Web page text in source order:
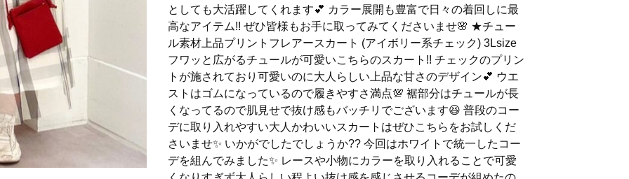
としても大活躍してくれます💕 カラー展開も豊富で日々の着回しに最
高なアイテム!! ぜひ皆様もお手に取ってみてくださいませ🌸 ★チュー
ル素材上品プリントフレアースカート (アイボリー系チェック) 3Lsize
フワッと広がるチュールが可愛いこちらのスカート!! チェックのプリン
トが施されており可愛いのに大人らしい上品な甘さのデザイン💕 ウエ
ストはゴムになっているので履きやすさ満点💯 裾部分はチュールが長
くなってるので肌見せで抜け感もバッチリでございます😆 普段のコー
デに取り入れやすい大人かわいいスカートはぜひこちらをお試しくだ
さいませ✨️ いかがでしたでしょうか?? 今回はホワイトで統一したコー
デを組んでみました✨️ レースや小物にカラーを取り入れることで可愛